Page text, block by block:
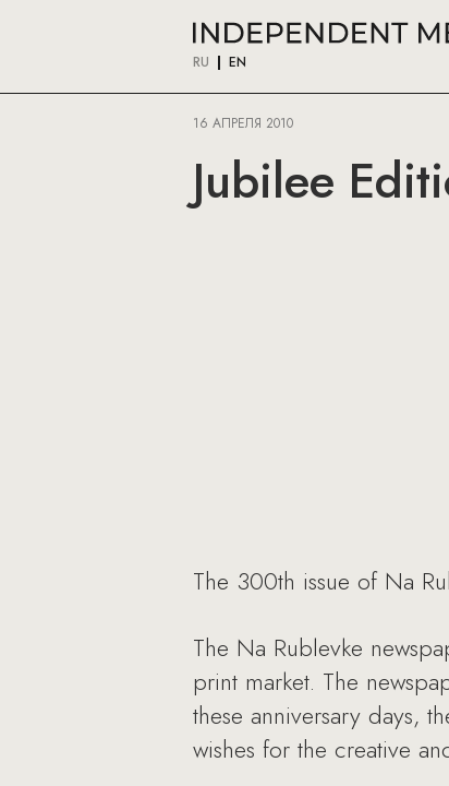
RU EN
16 АПРЕЛЯ 2010
Jubilee
The 300th issue of Na
The Na Rublevke
print market. The
these anniversary days,
wishes for the creative